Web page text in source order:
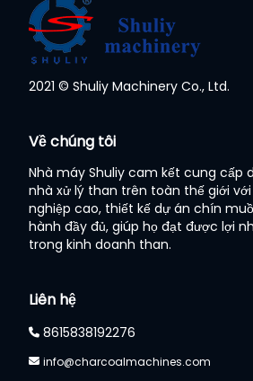
2021 © Shuliy Machinery Co., Ltd.
Về chúng tôi
Nhà máy Shuliy cam kết cung cấp
nhà xử lý than trên toàn thế giới với
nghiệp cao, thiết kế dự án chín
hành đầy đủ, giúp họ đạt được lợi
trong kinh doanh than.
Liên hệ
8615838192276
info@charcoalmachines.com